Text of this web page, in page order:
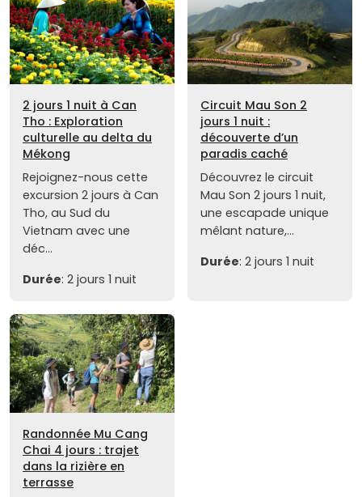
2 jours 1 nuit à Can
Tho : Exploration
culturelle au delta du
Mékong
Rejoignez-nous cette
excursion 2 jours à Can
Tho, au Sud du
Vietnam avec une
déc...
Durée: 2 jours 1 nuit
Circuit Mau Son 2
jours 1 nuit :
découverte d’un
paradis caché
Découvrez le circuit
Mau Son 2 jours 1 nuit,
une escapade unique
mêlant nature,...
Durée: 2 jours 1 nuit
Randonnée Mu Cang
Chai 4 jours : trajet
dans la rizière en
terrasse